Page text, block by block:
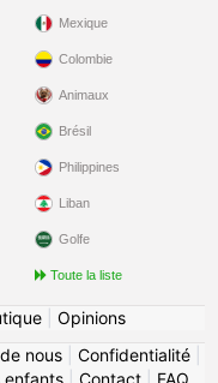
Mexique
Colombie
Animaux
Brésil
Philippines
Liban
Golfe
Toute la liste
| Opinions
nous Confidentialité
enfants| Contact| FAQ